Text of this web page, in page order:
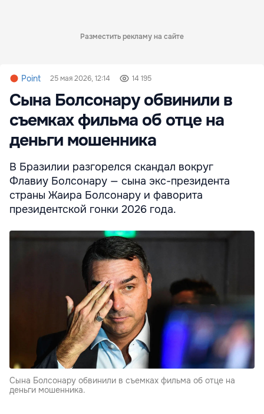
Разместить рекламу на сайте
Point 25 мая 2026, 12:14 14 195
Сына Болсонару обвинили в
съемках фильма об отце на
деньги мошенника
В Бразилии разгорелся скандал вокруг
Флавиу Болсонару — сына экс-президента
страны Жаира Болсонару и фаворита
президентской гонки 2026 года.
Сына Болсонару обвинили в съемках фильма об отце на
деньги мошенника.